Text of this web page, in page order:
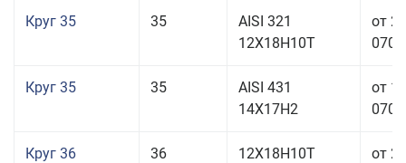
Круг 35 35
AISI 321
12Х18Н10Т
от
Круг 35 35
AISI 431
14Х17Н2
от
Круг 36 36 12Х18Н10Т
от